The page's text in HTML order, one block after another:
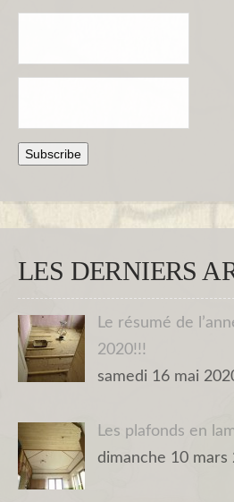
LES DERNIERS
Le résumé de
2020!!!
samedi 16 mai
Les plafonds en
dimanche 10 mars